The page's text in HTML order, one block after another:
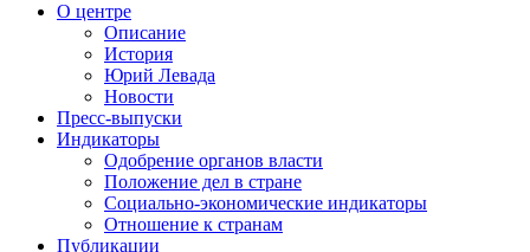
О центре
Описание
История
Юрий Левада
Новости
Пресс-выпуски
Индикаторы
Одобрение органов власти
Положение дел в стране
Социально-экономические индикаторы
Отношение к странам
Публикации